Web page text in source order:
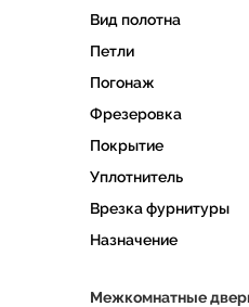
Вид полотна
Петли
Погонаж
Фрезеровка
Покрытие
Уплотнитель
Врезка фурнитуры
Назначение
Межкомнатные